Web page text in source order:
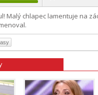
Malý chlapec lamentuje na